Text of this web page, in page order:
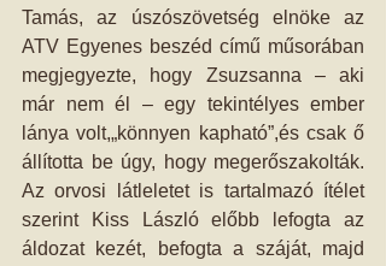
Tamás, az úszószövetség elnöke az
ATV Egyenes beszéd című műsorában
megjegyezte, hogy Zsuzsanna – aki
már nem él – egy tekintélyes ember
lánya volt,„könnyen kapható”,és csak ő
állította be úgy, hogy megerőszakolták.
Az orvosi látleletet is tartalmazó ítélet
szerint Kiss László előbb lefogta az
áldozat kezét, befogta a száját, majd